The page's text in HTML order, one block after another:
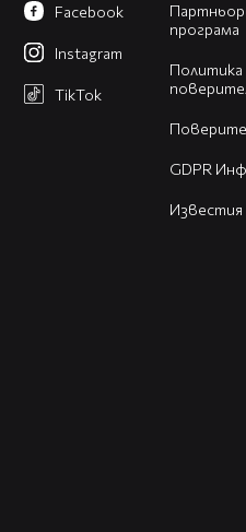
програма
Политика
GDPR
Известия
Facebook
Instagram
TikTok